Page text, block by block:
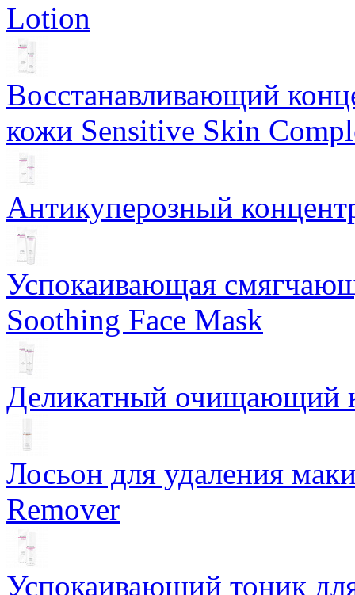
Lotion
Восстанавливающий
кожи Sensitive Skin
Антикуперозный
Успокаивающая
Soothing Face Mask
Деликатный очищающий
Лосьон для удаления
Remover
Успокаивающий тоник